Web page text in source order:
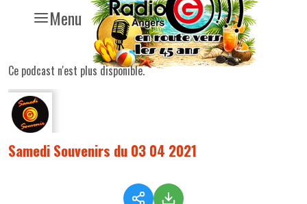
Menu
Ce podcast n'est plus disponible.
Samedi Souvenirs du 03 04 2021